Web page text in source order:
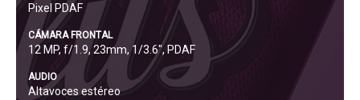
Pixel PDAF
CÁMARA FRONTAL
12 MP, f/1.9, 23mm, 1/3.6", PDAF
AUDIO
Altavoces estéreo